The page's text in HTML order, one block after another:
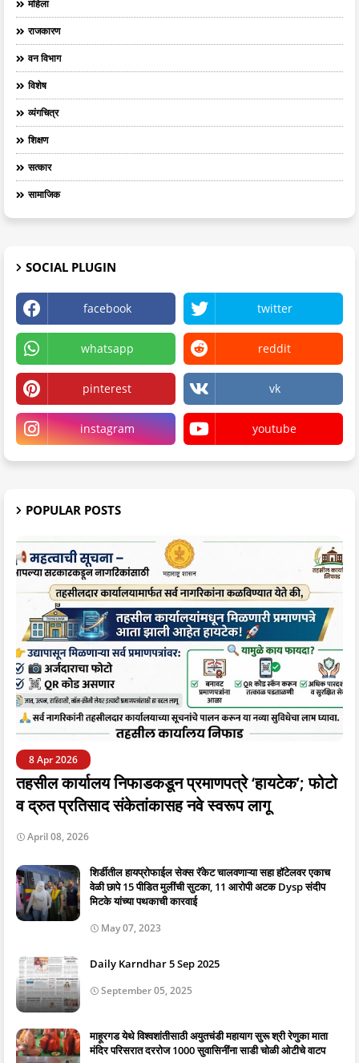
महिला
राजकारण
वन विभाग
विशेष
व्यंगचित्र
शिक्षण
सत्कार
सामाजिक
SOCIAL PLUGIN
facebook twitter
whatsapp reddit
pinterest vk
instagram youtube
POPULAR POSTS
8 Apr 2026
तहसील कार्यालय निफाडकडून प्रमाणपत्रे ‘हायटेक’; फोटो
व द्रुत प्रतिसाद संकेतांकासह नवे स्वरूप लागू
April 08, 2026
शिर्डीतील हायप्रोफाईल सेक्स रॅकेट चालवणाऱ्या सहा हॉटेलवर एकाच
वेळी छापे 15 पीडित मुलींची सुटका, 11 आरोपी अटक Dysp संदीप
मिटके यांच्या पथकाची कारवाई
May 07, 2023
Daily Karndhar 5 Sep 2025
September 05, 2025
माहूरगड येथे विश्वशांतीसाठी अयुतचंडी महायाग सुरू श्री रेणुका माता
मंदिर परिसरात दररोज 1000 सुवासिनींना साडी चोळी ओटीचे वाटप